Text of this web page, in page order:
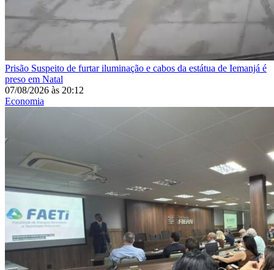
Prisão Suspeito de furtar iluminação e cabos da estátua de Iemanjá é
preso em Natal
07/08/2026 às 20:12
Economia